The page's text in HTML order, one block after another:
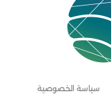
سياسة الخصوصية